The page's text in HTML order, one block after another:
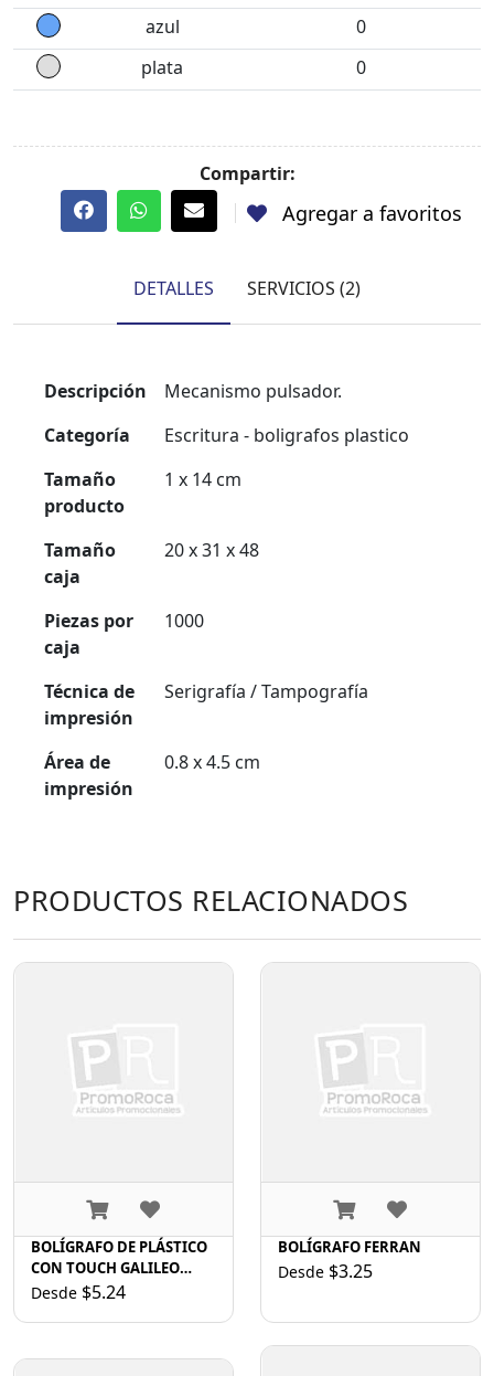
azul
0
plata
0
Compartir:
Agregar a favoritos
DETALLES SERVICIOS (2)
Descripción
Mecanismo pulsador.
Categoría
Escritura - boligrafos plastico
Tamaño
producto
1 x 14 cm
Tamaño
caja
20 x 31 x 48
Piezas por
caja
1000
Técnica de
impresión
Serigrafía / Tampografía
Área de
impresión
0.8 x 4.5 cm
PRODUCTOS RELACIONADOS
BOLÍGRAFO DE PLÁSTICO
CON TOUCH GALILEO
BLT4957 PLATA
Desde $5.24
BOLÍGRAFO FERRAN
Desde $3.25